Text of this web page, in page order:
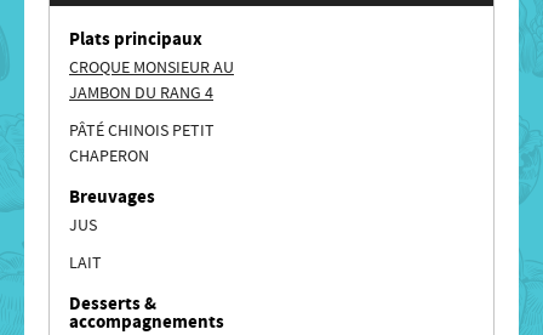
Plats principaux
CROQUE MONSIEUR AU
JAMBON DU RANG 4
PÂTÉ CHINOIS PETIT
CHAPERON
Breuvages
JUS
LAIT
Desserts &
accompagnements